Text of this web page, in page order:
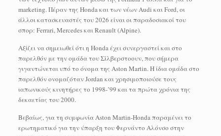
marketing. Πέραν της Honda και των νέων Audi και Ford, οι
άλλοι κατασκευαστές του 2026 είναι οι παραδοσιακοί του
σπορ: Ferrari, Mercedes και Renault (Alpine).
Αξίζει να σημειωθεί ότι η Honda έχει συνεργαστεί και στο
παρελθόν με την ομάδα του Σίλβερστοουν, που σήμερα
γιγαντώνεται υπό το όνομα της Aston Martin. Η ίδια ομάδα στο
παρελθόν ονομαζόταν Jordan και χρησιμοποιούσε τους
ιαπωνικούς κινητήρες το 1998-’99 και τα πρώτα χρόνια της
δεκαετίας του 2000.
Βεβαίως, για τη συμφωνία Aston Martin-Honda παραμένει το
ερωτηματικό για την ύπαρξη του Φερνάντο Αλόνσο στην